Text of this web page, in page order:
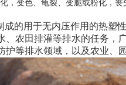
变色、龟裂、变脆或粉化，丧
的用于无内压作用的热塑
农田排灌等排水的任务，
等排水领域，以及农业、